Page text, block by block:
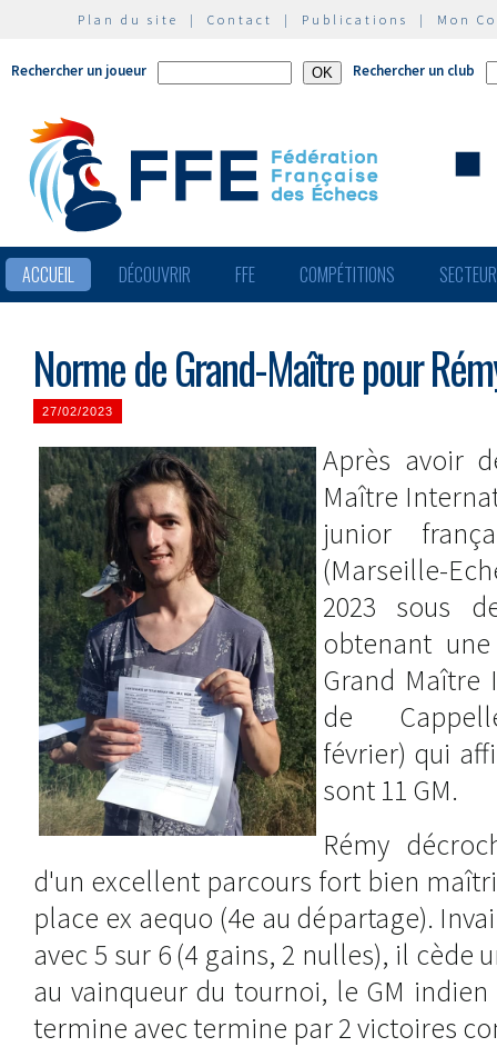
Plan du site | Contact | Publications | Mon
Rechercher un joueur Rechercher un club
ACCUEIL DÉCOUVRIR FFE COMPÉTITIONS
Norme de Grand-Maître pour
27/02/2023
Après avoir
Maître
junior
(Marseille-
2023 sous
obtenant
Grand
de
février) qui
sont 11 GM.
Rémy
d'un excellent parcours fort bien
place ex aequo (4e au départage).
avec 5 sur 6 (4 gains, 2 nulles), il cède
au vainqueur du tournoi, le GM indien
termine avec termine par 2 victoires